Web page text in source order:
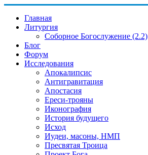
Главная
Литургия
Соборное Богослужение (2.2)
Блог
Форум
Исследования
Апокалипсис
Антигравитация
Апостасия
Ереси-трояны
Иконография
История будущего
Исход
Иудеи, масоны, НМП
Пресвятая Троица